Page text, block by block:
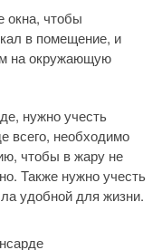
окна, чтобы
в помещение, и
на окружающую
нужно учесть
всего, необходимо
чтобы в жару не
Также нужно учесть
удобной для жизни.